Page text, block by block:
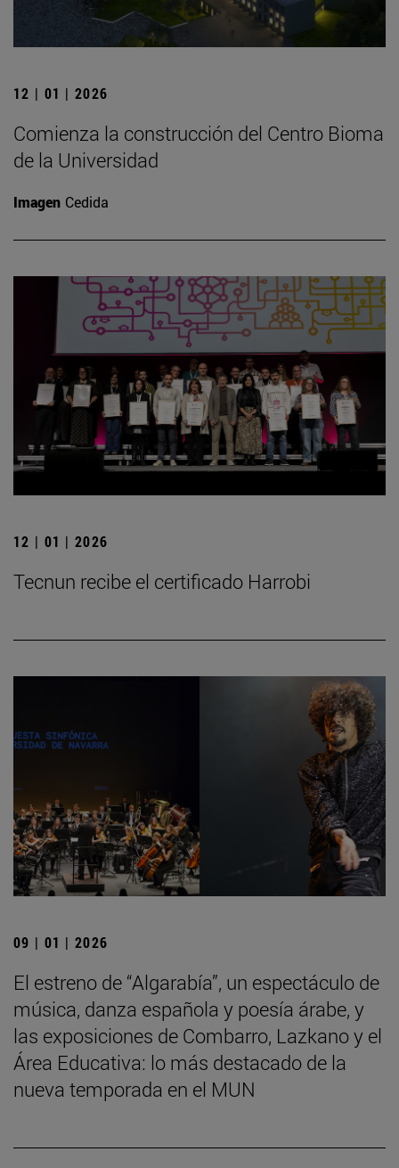
12 | 01 | 2026
Comienza la construcción del Centro Bioma
de la Universidad
Imagen Cedida
12 | 01 | 2026
Tecnun recibe el certificado Harrobi
09 | 01 | 2026
El estreno de “Algarabía”, un espectáculo de
música, danza española y poesía árabe, y
las exposiciones de Combarro, Lazkano y el
Área Educativa: lo más destacado de la
nueva temporada en el MUN